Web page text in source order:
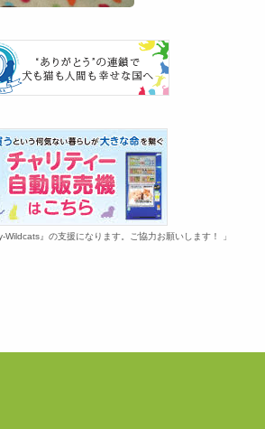
Wildcats』の支援になります。ご協力お願いします！ 」